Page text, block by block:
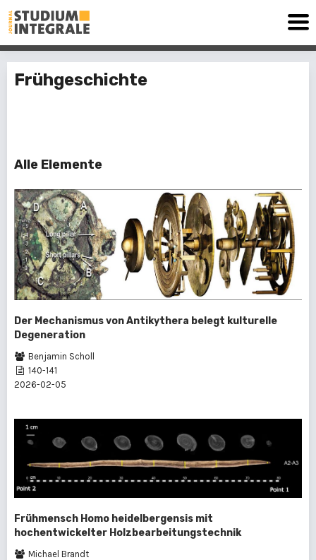
Frühgeschichte
Alle Elemente
Der Mechanismus von Antikythera belegt kulturelle
Degeneration
Benjamin Scholl
140-141
2026-02-05
Frühmensch Homo heidelbergensis mit
hochentwickelter Holzbearbeitungstechnik
Michael Brandt